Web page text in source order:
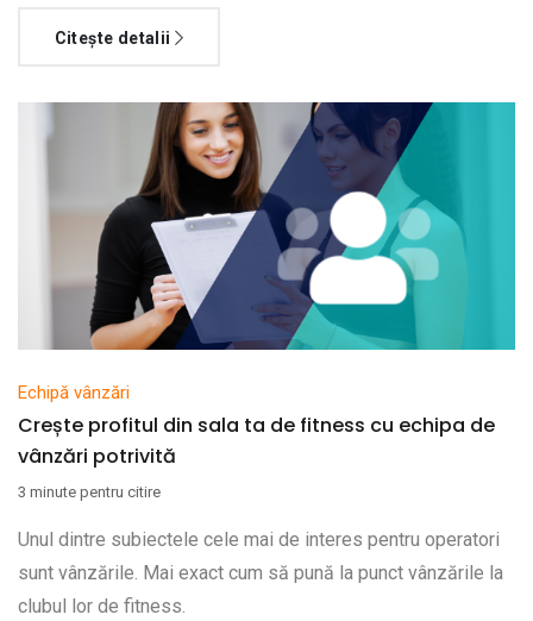
Citește detalii
Echipă vânzări
Crește profitul din sala ta de fitness cu echipa de
vânzări potrivită
3 minute pentru citire
Unul dintre subiectele cele mai de interes pentru operatori
sunt vânzările. Mai exact cum să pună la punct vânzările la
clubul lor de fitness.